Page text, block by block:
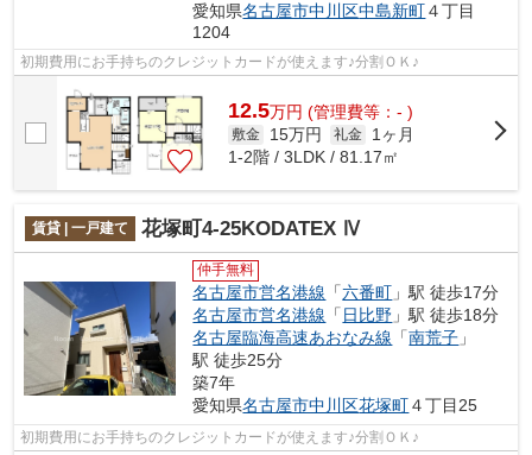
愛知県名古屋市中川区中島新町４丁目
1204
初期費用にお手持ちのクレジットカードが使えます♪分割ＯＫ♪
12.5万円 (管理費等：- )
敷金 15万円 礼金
1ヶ月
1-2階 / 3LDK / 81.17㎡
賃貸 | 一戸建て 花塚町4-25KODATEX Ⅳ
仲手無料
名古屋市営名港線 「六番町 」駅 徒歩17分
名古屋市営名港線 「 日比野 」駅 徒歩18分
名古屋臨海高速あおなみ線 「南荒子 」
駅 徒歩25分
築7年
愛知県名古屋市中川区花塚町４丁目25
初期費用にお手持ちのクレジットカードが使えます♪分割ＯＫ♪